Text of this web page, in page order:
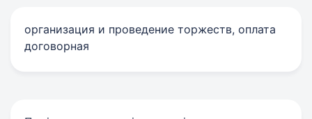
организация и проведение торжеств, оплата
договорная